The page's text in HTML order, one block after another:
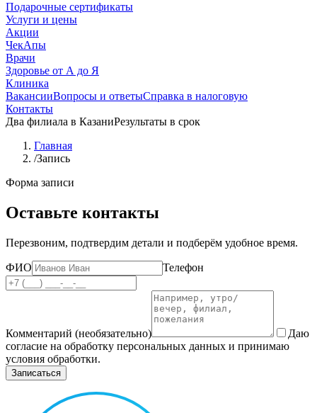
Подарочные сертификаты
Услуги и цены
Акции
ЧекАпы
Врачи
Здоровье от А до Я
Клиника
ВакансииВопросы и ответыСправка в налоговую
Контакты
Два филиала в КазаниРезультаты в срок
Главная
/Запись
Форма записи
Оставьте контакты
Перезвоним, подтвердим детали и подберём удобное время.
ФИО Телефон
Комментарий (необязательно)
Даю
согласие на обработку персональных данных и принимаю
условия обработки.
Записаться